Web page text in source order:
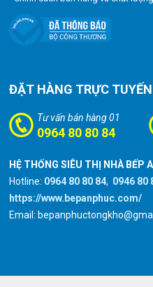
ĐẶT HÀNG TRỰC TUYẾN
Tư vấn bán hàng 01
0964 80 80 84
HỆ THỐNG SIÊU THỊ NHÀ BẾP
Hotline: 0964 80 80 84, 0946 80
https://www.bepanphuc.com/
Email: